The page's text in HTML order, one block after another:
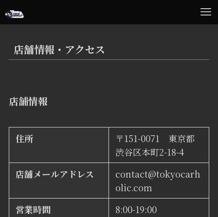
店舗情報・アクセス
店舗情報
住所
〒151-0071 東京都
渋谷区本町2-18-4
店舗メールアドレス
contact@tokyocarh
olic.com
営業時間
8:00-19:00